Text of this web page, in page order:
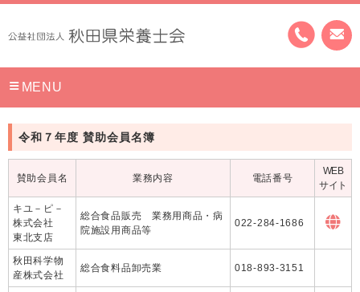
MENU
令和７年度 賛助会員名簿
賛助会員名 業務内容 電話番号
WEB
サイト
キユ－ピ－
株式会社
東北支店
総合食品販売 業務用商品・病
院施設用商品等
022-284-1686
秋田科学物
産株式会社
総合食料品卸売業 018-893-3151